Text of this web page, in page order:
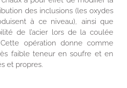
des inclusions (les oxydes
à ce niveau), ainsi que
de l’acier lors de la coulée
opération donne comme
faible teneur en soufre et en
et propres.